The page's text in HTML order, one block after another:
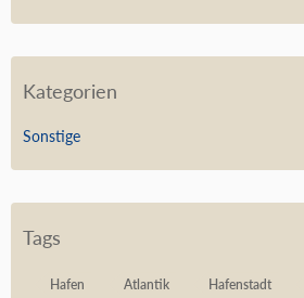
Kategorien
Sonstige
Tags
Hafen Atlantik Hafenstadt